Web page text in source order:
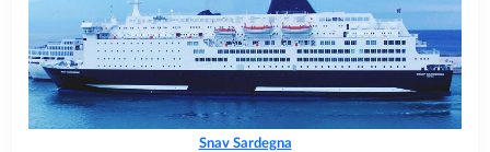
Snav Sardegna